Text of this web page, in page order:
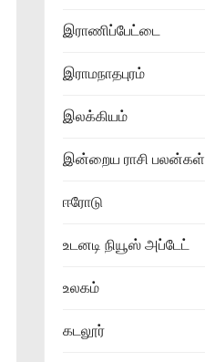
இராணிப்பேட்டை
இராமநாதபுரம்
இலக்கியம்
இன்றைய ராசி பலன்கள்
ஈரோடு
உடனடி நியூஸ் அப்டேட்
உலகம்
கடலூர்